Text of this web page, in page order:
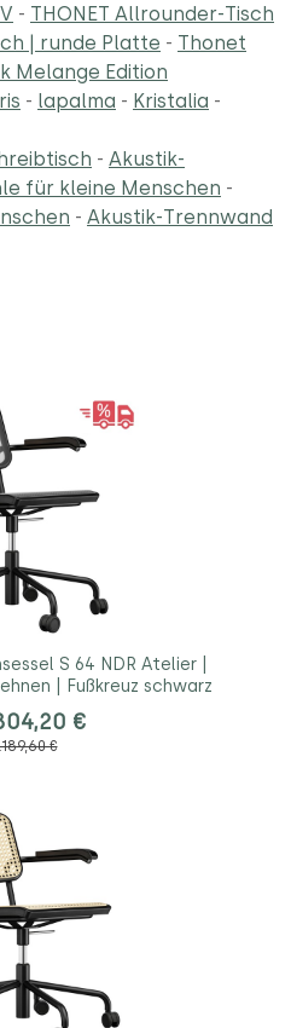
- THONET Allrounder-Tisch
| runde Platte - Thonet
Melange Edition
- lapalma - Kristalia -
- Akustik-
für kleine Menschen -
- Akustik-Trennwand
S 64 NDR Atelier |
| Fußkreuz schwarz
€
€